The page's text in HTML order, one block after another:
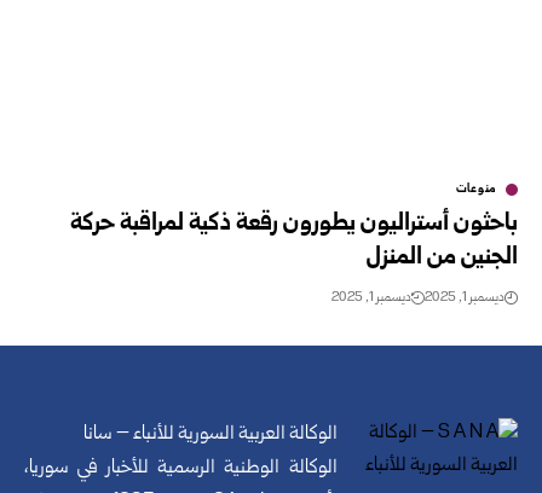
منوعات
باحثون أستراليون يطورون رقعة ذكية لمراقبة حركة
الجنين من المنزل
ديسمبر 1, 2025 ديسمبر 1, 2025
الوكالة العربية السورية للأنباء – سانا
الوكالة الوطنية الرسمية للأخبار في سوريا،